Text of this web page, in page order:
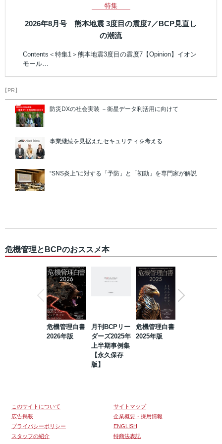
特集
2026年8月号 熊本地震 3度目の震度7／BCP見直し
の潮流
Contents＜特集1＞熊本地震3度目の震度7【Opinion】イオン
モール…
【PR】
防災DXの社会実装 －衛星データ利活用に向けて
事業継続を見据えたセキュリティを考える
“SNS炎上”に対する「予防」と「初動」を専門家が解説
危機管理とBCPのおススメ本
危機管理白書
2026年版
月刊BCPリー
ダーズ2025年
上半期事例集
【永久保存
版】
危機管理白書
2025年版
このサイトについて
サイトマップ
広告掲載
企業概要・採用情報
プライバシーポリシー
ENGLISH
スタッフの紹介
特商法表記